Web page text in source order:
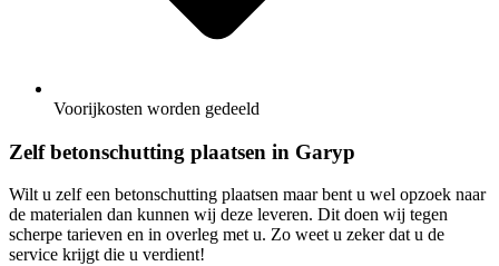
Voorijkosten worden gedeeld
Zelf betonschutting plaatsen in Garyp
Wilt u zelf een betonschutting plaatsen maar bent u wel opzoek naar
de materialen dan kunnen wij deze leveren. Dit doen wij tegen
scherpe tarieven en in overleg met u. Zo weet u zeker dat u de
service krijgt die u verdient!